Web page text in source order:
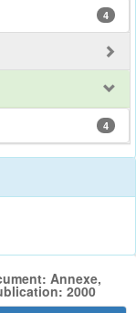
4
4
Annexe,
2000